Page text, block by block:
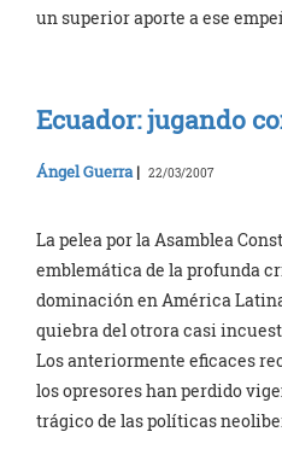
un superior aporte a ese
Ecuador: jugando
Ángel Guerra | 22/03/2007
La pelea por la Asamblea
emblemática de la profunda
dominación en América
quiebra del otrora casi
Los anteriormente eficaces
los opresores han perdido
trágico de las políticas